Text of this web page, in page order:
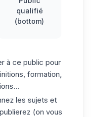
qualifié
(bottom)
à ce public pour
formation,
les sujets et
(on vous